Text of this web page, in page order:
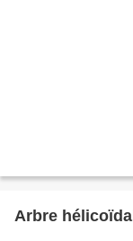
Arbre